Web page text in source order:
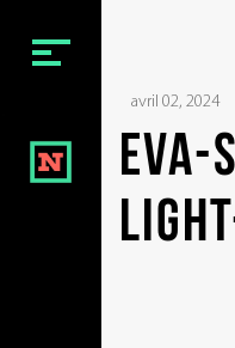
Menu
NOTRE ÉQUIPE
avril 02, 2024
EVA-